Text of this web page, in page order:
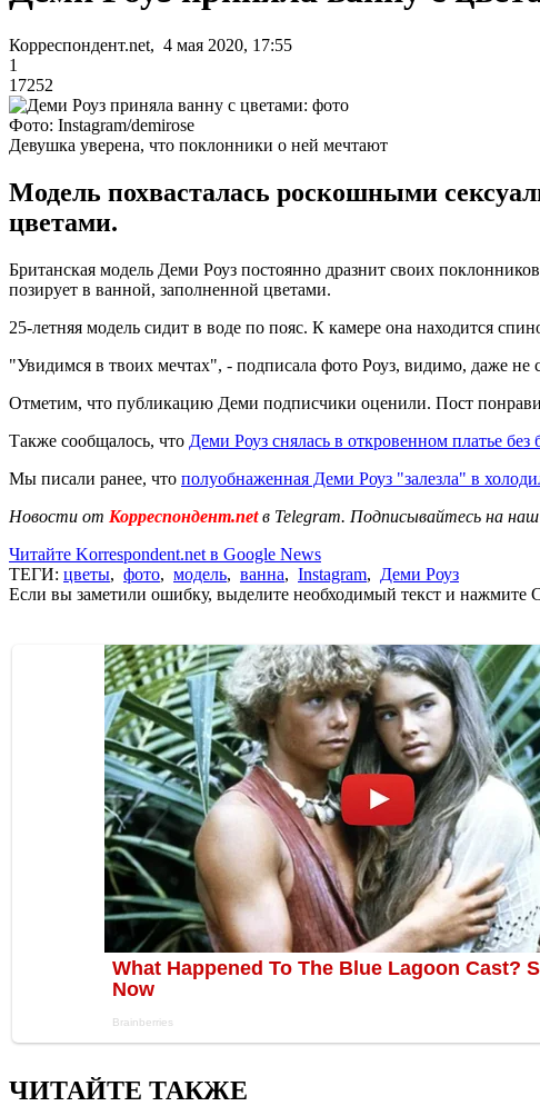
Корреспондент.net, 4 мая 2020, 17:55
1
17252
Фото: Instagram/demirose
Девушка уверена, что поклонники о ней мечтают
Модель похвасталась роскошными
цветами.
Британская модель Деми Роуз постоянно дразнит своих
позирует в ванной, заполненной цветами.
25-летняя модель сидит в воде по пояс. К камере она находится
"Увидимся в твоих мечтах", - подписала фото Роуз, видимо, даже не
Отметим, что публикацию Деми подписчики оценили. Пост
Также сообщалось, что Деми Роуз снялась в откровенном платье без
Мы писали ранее, что полуобнаженная Деми Роуз "залезла" в
Новости от Корреспондент.netв Telegram. Подписывайтесь на наш
Читайте Korrespondent.net в Google News
ТЕГИ: цветы, фото, модель, ванна, Instagram, Деми Роуз
Если вы заметили ошибку, выделите необходимый текст и нажмите
ЧИТАЙТЕ ТАКЖЕ